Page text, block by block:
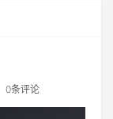
0条评论